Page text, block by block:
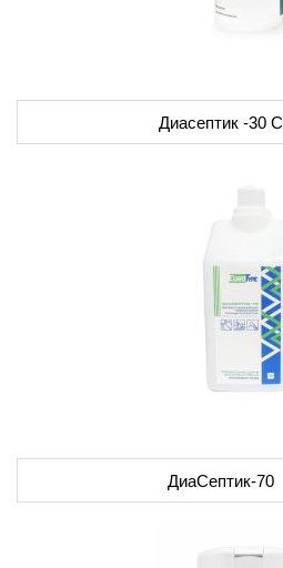
Диасептик -30 С
ДиаСептик-70